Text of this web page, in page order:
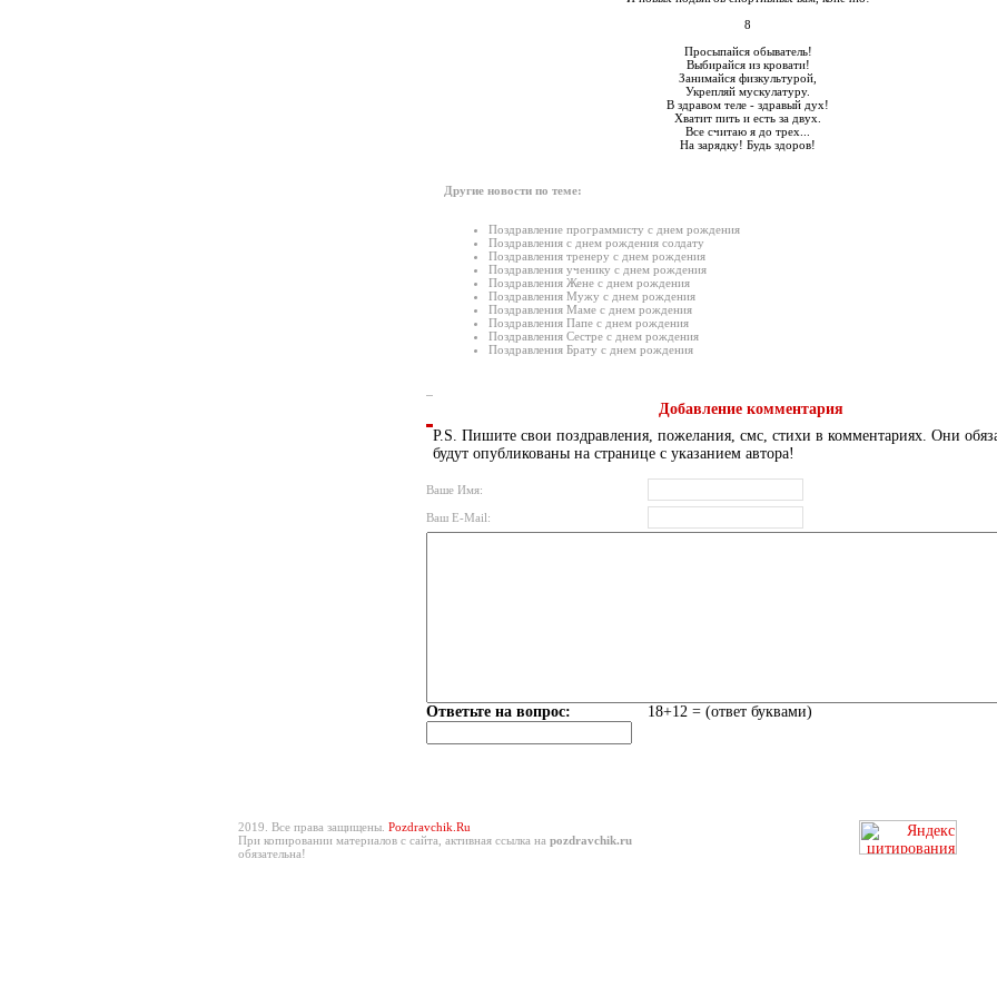
8
Просыпайся обыватель!
Выбирайся из кровати!
Занимайся физкультурой,
Укрепляй мускулатуру.
В здравом теле - здравый дух!
Хватит пить и есть за двух.
Все считаю я до трех...
На зарядку! Будь здоров!
Другие новости по теме:
Поздравление программисту с днем рождения
Поздравления с днем рождения солдату
Поздравления тренеру с днем рождения
Поздравления ученику с днем рождения
Поздравления Жене с днем рождения
Поздравления Мужу с днем рождения
Поздравления Маме с днем рождения
Поздравления Папе с днем рождения
Поздравления Сестре с днем рождения
Поздравления Брату с днем рождения
Добавление комментария
P.S. Пишите свои поздравления, пожелания, смс, стихи в комментариях. Они
будут опубликованы на странице с указанием автора!
Ваше Имя:
Ваш E-Mail:
Ответьте на вопрос: 18+12 = (ответ буквами)
2019. Все права защищены. Pozdravchik.Ru
При копировании материалов с сайта, активная ссылка на pozdravchik.ru
обязательна!